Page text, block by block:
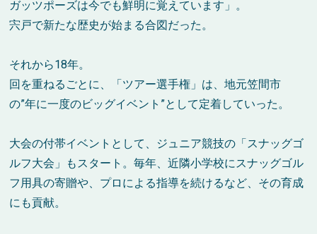
ガッツポーズは今でも鮮明に覚えています」。
宍戸で新たな歴史が始まる合図だった。
それから18年。
回を重ねるごとに、「ツアー選手権」は、地元笠間市
の”年に一度のビッグイベント”として定着していった。
大会の付帯イベントとして、ジュニア競技の「スナッグゴ
ルフ大会」もスタート。毎年、近隣小学校にスナッグゴル
フ用具の寄贈や、プロによる指導を続けるなど、その育成
にも貢献。